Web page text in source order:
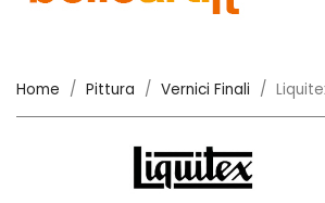
Home Pittura Vernici Finali